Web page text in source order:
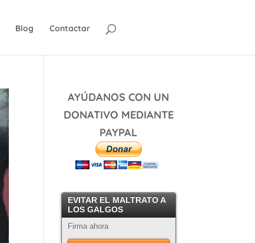
Blog Contactar
AYÚDANOS CON UN
DONATIVO MEDIANTE
PAYPAL
EVITAR EL MALTRATO A
LOS GALGOS
Firma ahora